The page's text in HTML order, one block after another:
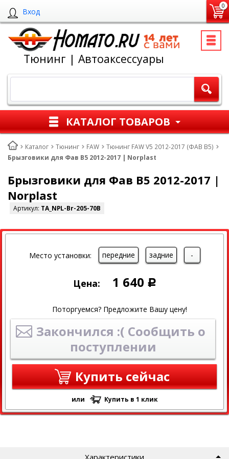
Вход
0
Тюнинг | Автоаксессуары
КАТАЛОГ ТОВАРОВ
Каталог Тюнинг FAW
Тюнинг FAW V5 2012-2017 (ФАВ В5)
Брызговики для Фав В5 2012-2017 | Norplast
Брызговики для Фав В5 2012-2017 |
Norplast
Артикул: TA_NPL-Br-205-70B
Место установки: передние задние -
Цена: 1 640 Р
Поторгуемся? Предложите Вашу цену!
Закончился :( Сообщить о
поступлении
Купить сейчас
или Купить в 1 клик